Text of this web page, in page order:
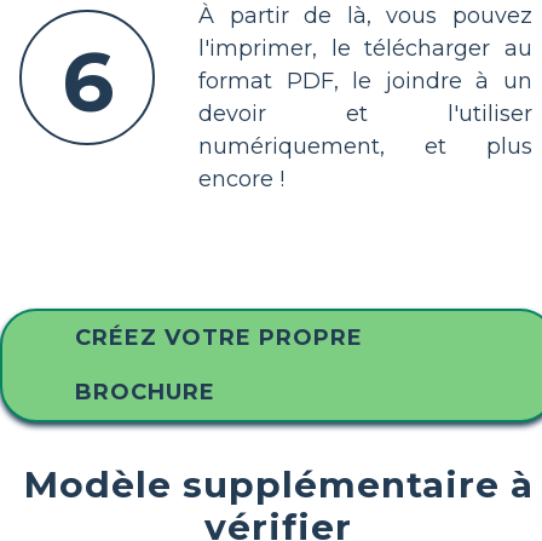
6
À partir de là, vous pouvez
l'imprimer, le télécharger au
format PDF, le joindre à un
devoir et l'utiliser
numériquement, et plus
encore !
CRÉEZ VOTRE PROPRE
BROCHURE
Modèle supplémentaire à
vérifier